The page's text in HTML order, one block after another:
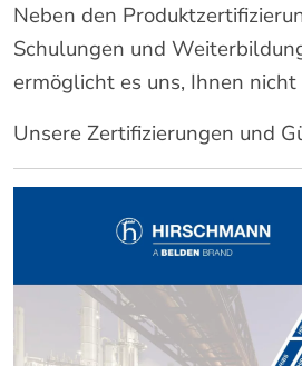
Neben den
Schulungen und
ermöglicht es uns, Ihnen
Unsere Zertifizierungen und